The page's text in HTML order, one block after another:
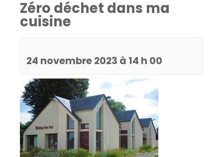
Zéro déchet dans ma
cuisine
24 novembre 2023 à 14 h 00